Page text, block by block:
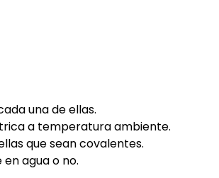
una de ellas.
a temperatura ambiente.
que sean covalentes.
agua o no.